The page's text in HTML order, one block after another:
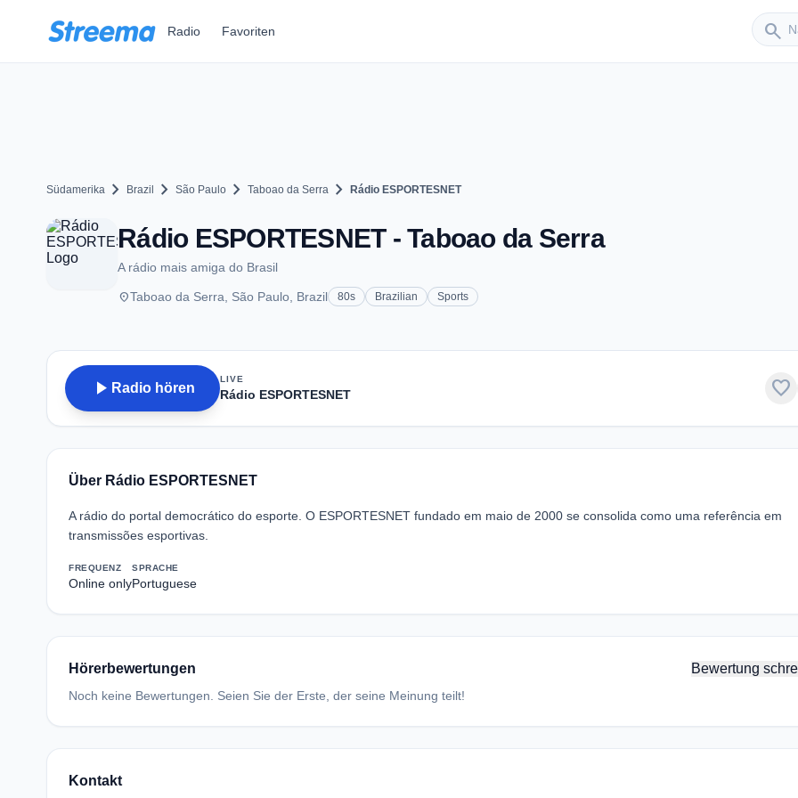
Radio Favoriten search
Südamerika chevron_right Brazil chevron_right São Paulo chevron_right Taboao da Serra chevron_right Rádio ESPORTESNET
Rádio ESPORTESNET - Taboao da Serra
A rádio mais amiga do Brasil
placeTaboao da Serra, São Paulo, Brazil 80s Brazilian Sports
play_arrow Radio hören
LIVE
Rádio ESPORTESNET favorite
Über Rádio ESPORTESNET
A rádio do portal democrático do esporte. O ESPORTESNET fundado em maio de 2000 se consolida como uma referência em
transmissões esportivas.
FREQUENZ
Online only
SPRACHE
Portuguese
Hörerbewertungen Bewertung
Noch keine Bewertungen. Seien Sie der Erste, der seine Meinung teilt!
Kontakt